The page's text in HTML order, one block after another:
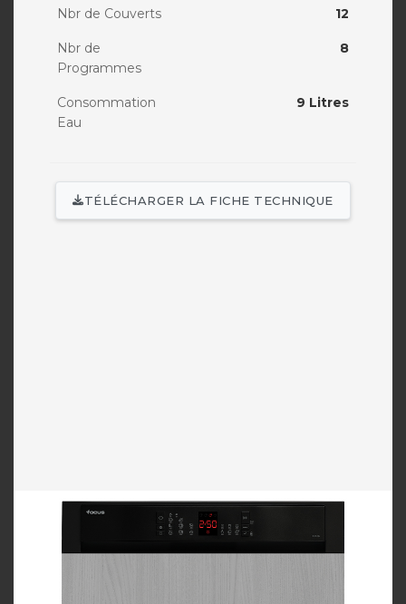
Nbr de Couverts 12
Nbr de
Programmes
8
Consommation
Eau
9 Litres
TÉLÉCHARGER LA FICHE TECHNIQUE